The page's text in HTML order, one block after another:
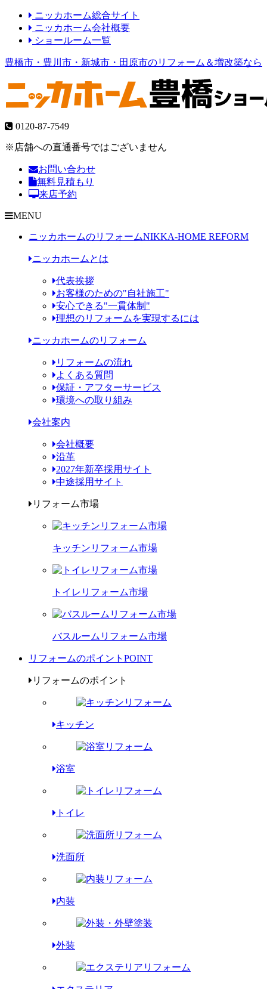
ニッカホーム総合サイト
ニッカホーム会社概要
ショールーム一覧
豊橋市・豊川市・新城市・田原市のリフォーム＆増改築なら
0120-87-7549
※店舗への直通番号ではございません
お問い合わせ
無料見積もり
来店予約
MENU
ニッカホームのリフォームNIKKA-HOME REFORM
ニッカホームとは
代表挨拶
お客様のための"自社施工"
安心できる"一貫体制"
理想のリフォームを実現するには
ニッカホームのリフォーム
リフォームの流れ
よくある質問
保証・アフターサービス
環境への取り組み
会社案内
会社概要
沿革
2027年新卒採用サイト
中途採用サイト
リフォーム市場
キッチンリフォーム市場
トイレリフォーム市場
バスルームリフォーム市場
リフォームのポイント POINT
リフォームのポイント
キッチン
浴室
トイレ
洗面所
内装
外装